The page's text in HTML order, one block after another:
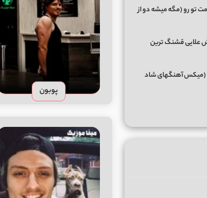
پوبون
تو رو (مگه میشه دو از
علایی قشنگ ترین
01 از احسان رمزی (میکس آهنگهای شاد